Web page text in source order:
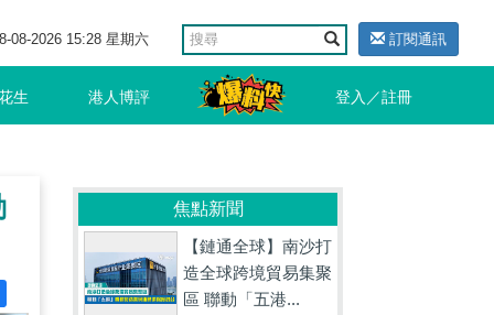
08-2026 15:28 星期六 訂閱通訊
生 港人博評 登入／註冊
焦點新聞
【鏈通全球】南沙打
造全球跨境貿易集聚
區 聯動「五港...